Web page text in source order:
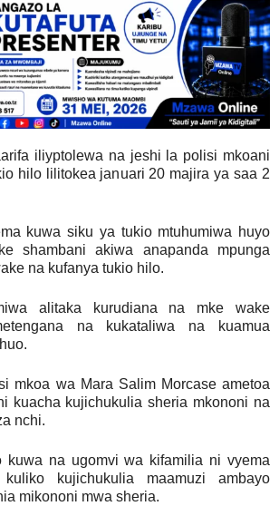
iliyptolewa na jeshi la polisi mkoani
hilo lilitokea januari 20 majira ya saa 2
kuwa siku ya tukio mtuhumiwa huyo
shambani akiwa anapanda mpunga
na kufanya tukio hilo.
alitaka kurudiana na mke wake
na kukataliwa na kuamua
mkoa wa Mara Salim Morcase ametoa
kuacha kujichukulia sheria mkononi na
nchi.
kuwa na ugomvi wa kifamilia ni vyema
kujichukulia maamuzi ambayo
mikononi mwa sheria.